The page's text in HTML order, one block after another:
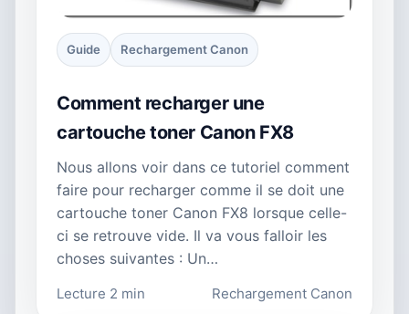
Guide Rechargement Canon
Comment recharger une
cartouche toner Canon FX8
Nous allons voir dans ce tutoriel comment
faire pour recharger comme il se doit une
cartouche toner Canon FX8 lorsque celle-
ci se retrouve vide. Il va vous falloir les
choses suivantes : Un…
Lecture 2 min Rechargement Canon